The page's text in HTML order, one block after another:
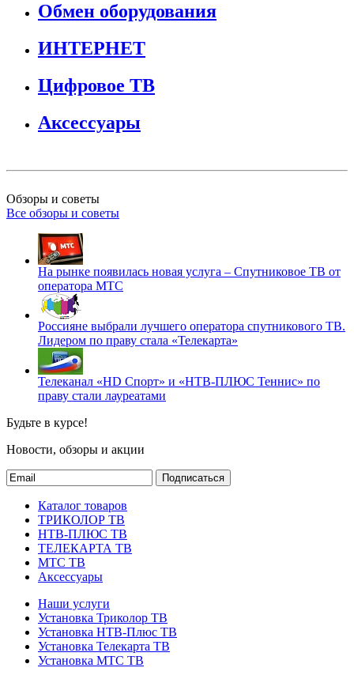
Обмен оборудования
ИНТЕРНЕТ
Цифровое ТВ
Аксессуары
Обзоры и советы
Все обзоры и советы
На рынке появилась новая услуга – Спутниковое ТВ от
оператора МТС
Россияне выбрали лучшего оператора спутникового ТВ.
Лидером по праву стала «Телекарта»
Телеканал «HD Спорт» и «НТВ-ПЛЮС Теннис» по
праву стали лауреатами
Будьте в курсе!
Новости, обзоры и акции
Подписаться
Каталог товаров
ТРИКОЛОР ТВ
НТВ-ПЛЮС ТВ
ТЕЛЕКАРТА ТВ
МТС ТВ
Аксессуары
Наши услуги
Установка Триколор ТВ
Установка НТВ-Плюс ТВ
Установка Телекарта ТВ
Установка МТС ТВ